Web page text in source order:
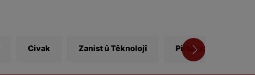
Civak Zanist û Têknolojî Pirtûkxane